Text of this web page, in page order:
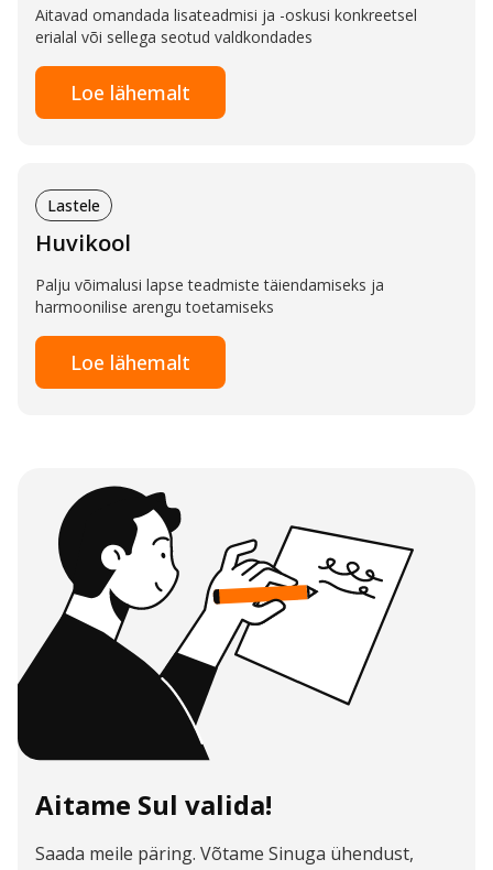
Aitavad omandada lisateadmisi ja -oskusi konkreetsel
erialal või sellega seotud valdkondades
Loe lähemalt
Lastele
Huvikool
Palju võimalusi lapse teadmiste täiendamiseks ja
harmoonilise arengu toetamiseks
Loe lähemalt
Aitame Sul valida!
Saada meile päring. Võtame Sinuga ühendust,